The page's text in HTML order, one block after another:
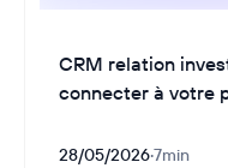
CRM relation
connecter à votre
28/05/2026·7min